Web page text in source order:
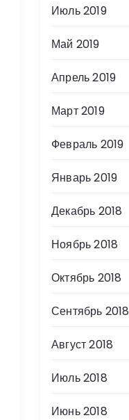
Июль 2019
Май 2019
Апрель 2019
Март 2019
Февраль 2019
Январь 2019
Декабрь 2018
Ноябрь 2018
Октябрь 2018
Сентябрь 2018
Август 2018
Июль 2018
Июнь 2018